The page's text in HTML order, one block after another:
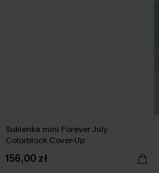
Sukienka mini Forever July
Colorblock Cover-Up
156,00 zł